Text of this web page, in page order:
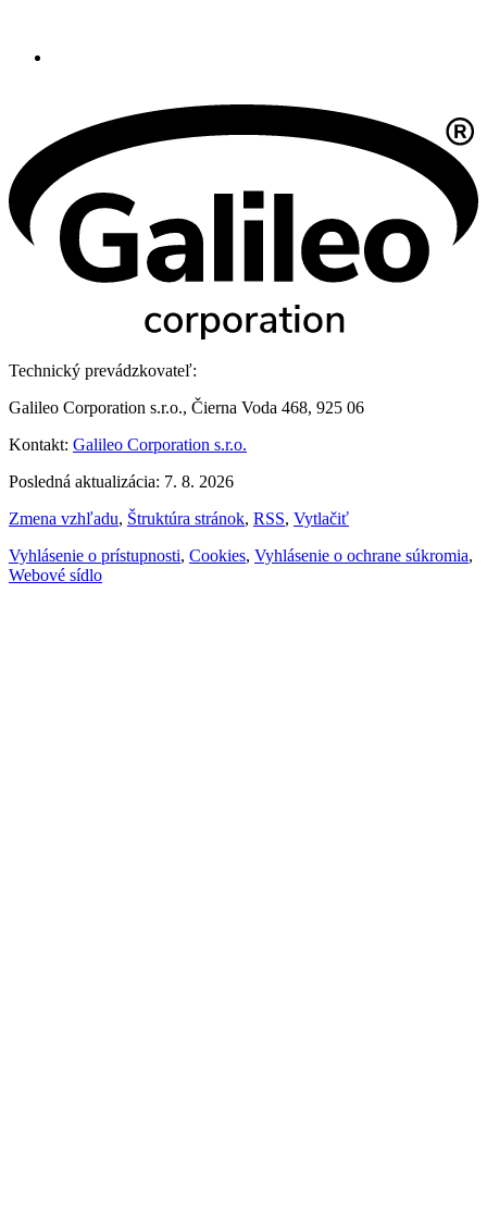
Technický prevádzkovateľ:
Galileo Corporation s.r.o., Čierna Voda 468, 925 06
Kontakt: Galileo Corporation s.r.o.
Posledná aktualizácia: 7. 8. 2026
Zmena vzhľadu, Štruktúra stránok, RSS, Vytlačiť
Vyhlásenie o prístupnosti, Cookies, Vyhlásenie o ochrane súkromia,
Webové sídlo